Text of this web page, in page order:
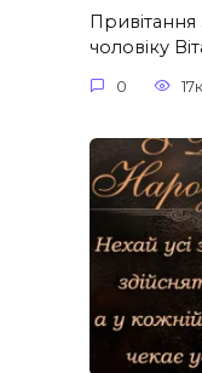
чоловіку
0 17к.